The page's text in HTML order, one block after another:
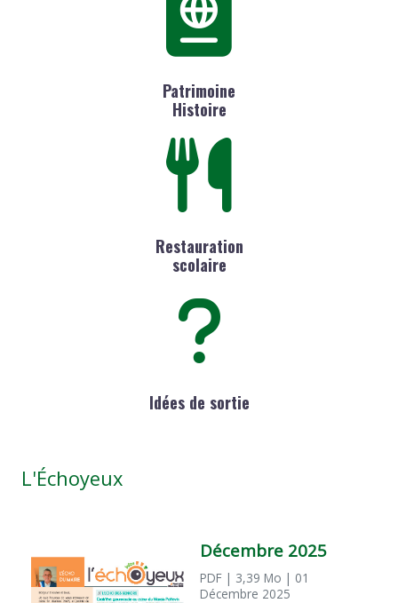
Patrimoine
Histoire
Restauration
scolaire
Idées de sortie
L'Échoyeux
Décembre 2025
PDF | 3,39 Mo | 01
Décembre 2025